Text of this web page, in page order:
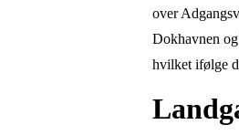
over
Dokhavnen
hvilket ifølge